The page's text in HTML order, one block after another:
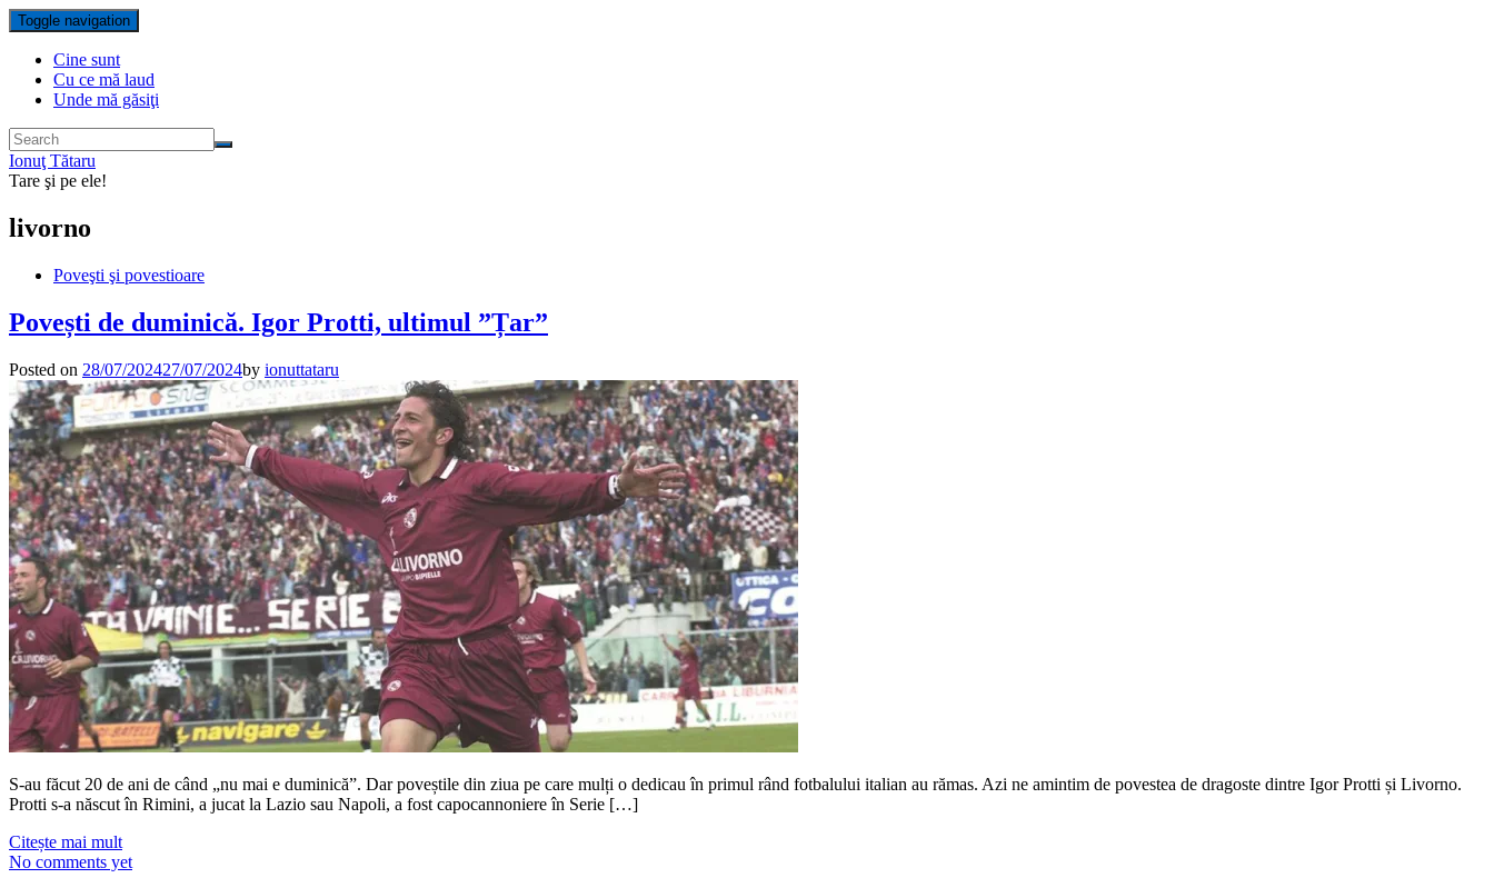
Toggle navigation
Cine sunt
Cu ce mă laud
Unde mă găsiţi
Ionuţ Tătaru
Tare şi pe ele!
livorno
Poveşti şi povestioare
Povești de duminică. Igor Protti, ultimul ”Țar”
Posted on 28/07/202427/07/2024by ionuttataru
S-au făcut 20 de ani de când „nu mai e duminică”. Dar poveștile din ziua pe care mulți o dedicau în primul rând fotbalului italian au rămas. Azi ne amintim de povestea de dragoste dintre Igor Protti și Livorno.
Protti s-a născut în Rimini, a jucat la Lazio sau Napoli, a fost capocannoniere în Serie […]
Citește mai mult
No comments yet